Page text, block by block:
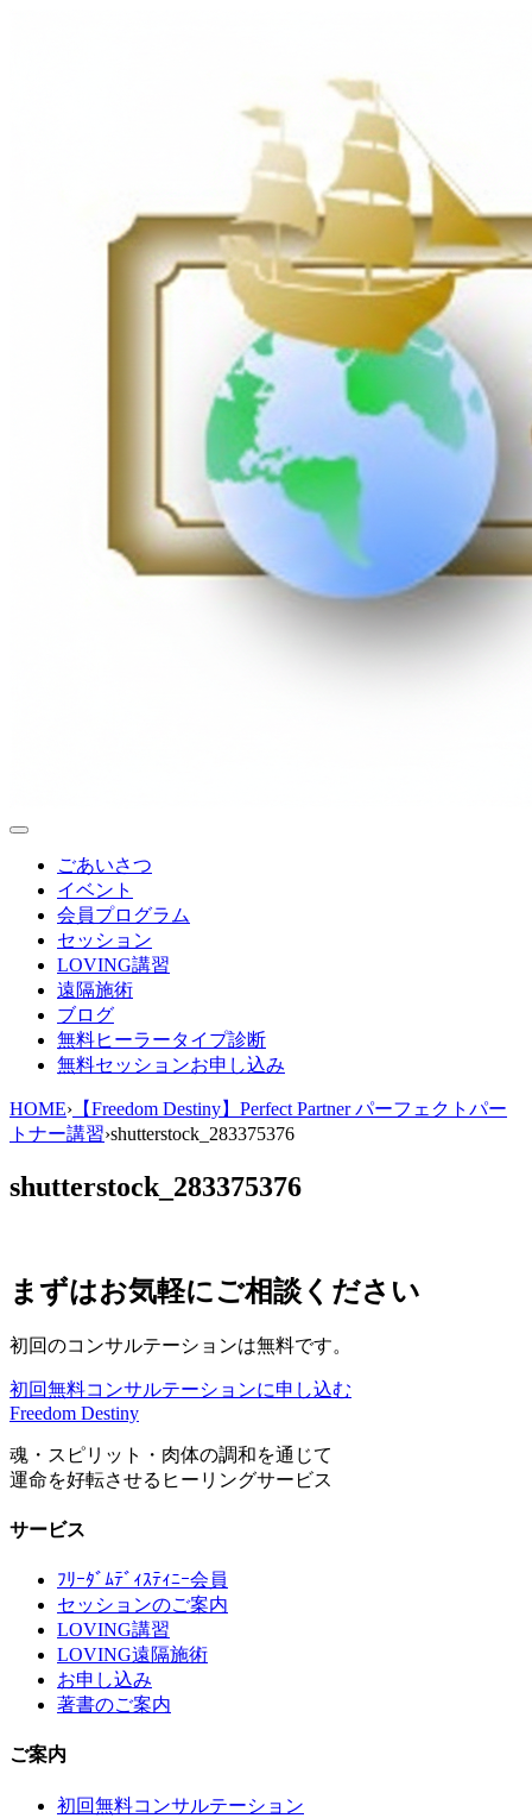
ごあいさつ
イベント
会員プログラム
セッション
LOVING講習
遠隔施術
ブログ
無料ヒーラータイプ診断
無料セッションお申し込み
HOME› 【Freedom Destiny】Perfect Partner パーフェクトパー
トナー講習›shutterstock_283375376
shutterstock_283375376
まずはお気軽にご相談ください
初回のコンサルテーションは無料です。
初回無料コンサルテーションに申し込む
Freedom Destiny
魂・スピリット・肉体の調和を通じて
運命を好転させるヒーリングサービス
サービス
ﾌﾘｰﾀﾞﾑﾃﾞｨｽﾃｨﾆｰ会員
セッションのご案内
LOVING講習
LOVING遠隔施術
お申し込み
著書のご案内
ご案内
初回無料コンサルテーション